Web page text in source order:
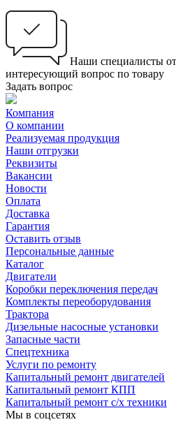
Наши специалисты
интересующий вопрос по товару
Задать вопрос
Компания
О компании
Реализуемая продукция
Наши отгрузки
Реквизиты
Вакансии
Новости
Оплата
Доставка
Гарантия
Оставить отзыв
Персональные данные
Каталог
Двигатели
Коробки переключения передач
Комплекты переоборудования
Трактора
Дизельные насосные установки
Запасные части
Спецтехника
Услуги по ремонту
Капитальный ремонт двигателей
Капитальный ремонт КПП
Капитальный ремонт с/х техники
Мы в соцсетях